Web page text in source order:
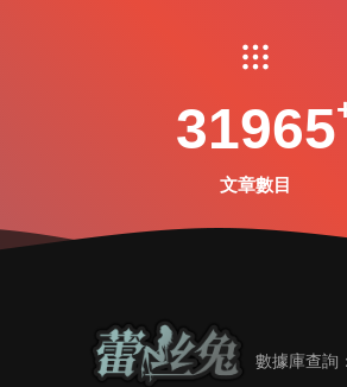
31965
文章數目
數據庫查詢